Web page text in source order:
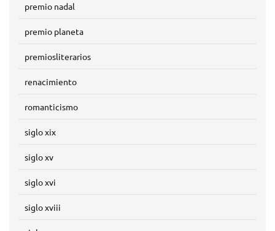
premio nadal
premio planeta
premiosliterarios
renacimiento
romanticismo
siglo xix
siglo xv
siglo xvi
siglo xviii